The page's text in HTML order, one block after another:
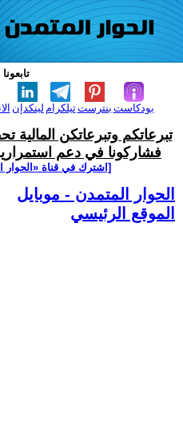
لينكدإن تيلكرامبنترست بودكاست
تبرعاتكم وتبرعاتكن المالية
فشاركونا في دعم
[اشترك في قناة ‫«الحوار
الحوار المتمدن - موبايل
الموقع الرئيسي